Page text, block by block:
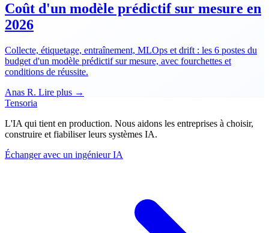
Coût d'un modèle prédictif sur mesure en
2026
Collecte, étiquetage, entraînement, MLOps et drift : les 6 postes du
budget d'un modèle prédictif sur mesure, avec fourchettes et
conditions de réussite.
Anas R. Lire plus →
Tensoria
L'IA qui tient en production. Nous aidons les entreprises à choisir,
construire et fiabiliser leurs systèmes IA.
Échanger avec un ingénieur IA